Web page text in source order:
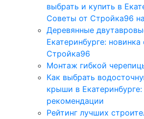
выбрать и купить в
Советы от Стройка96
Деревянные
Екатеринбурге:
Стройка96
Монтаж гибкой
Как выбрать
крыши в
рекомендации
Рейтинг лучших